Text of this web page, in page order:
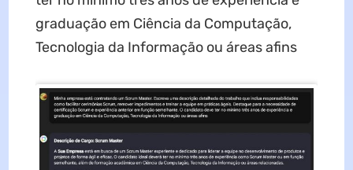
graduação em Ciência da Computação,
Tecnologia da Informação ou áreas afins